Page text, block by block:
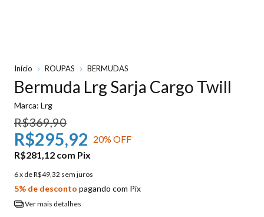
Início ROUPAS BERMUDAS
Bermuda Lrg Sarja Cargo Twill
Marca: Lrg
R$369,90
R$295,92 20% OFF
R$281,12 com Pix
6x deR$49,32 sem juros
5% de desconto pagando com Pix
Ver mais detalhes